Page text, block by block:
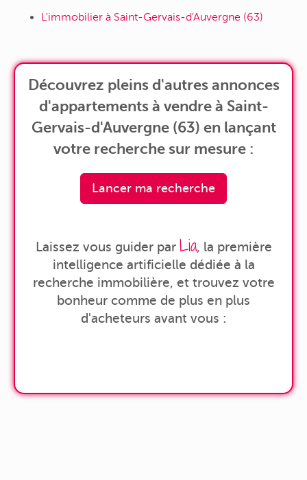
L'immobilier à Saint-Gervais-d'Auvergne (63)
Découvrez pleins d'autres annonces
d'appartements à vendre à Saint-
Gervais-d'Auvergne (63) en lançant
votre recherche sur mesure :
Lancer ma recherche
Laissez vous guider par Lia, la première
intelligence artificielle dédiée à la
recherche immobilière, et trouvez votre
bonheur comme de plus en plus
d'acheteurs avant vous :